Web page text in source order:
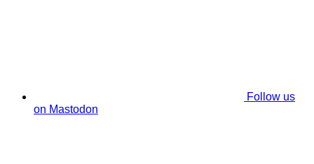
Follow us
on Mastodon